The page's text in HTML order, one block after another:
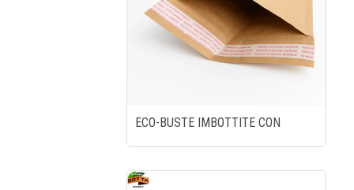
ECO-BUSTE IMBOTTITE CON